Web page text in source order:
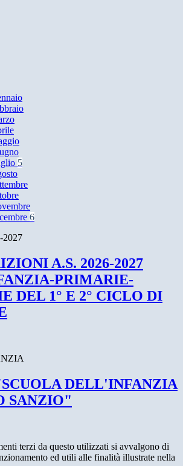
5
6
A.S. 2026-2027
PRIMARIE-
DEL 1° E 2° CICLO DI
DELL'INFANZIA
SANZIO"
terzi da questo utilizzati si avvalgono di
ed utili alle finalità illustrate nella